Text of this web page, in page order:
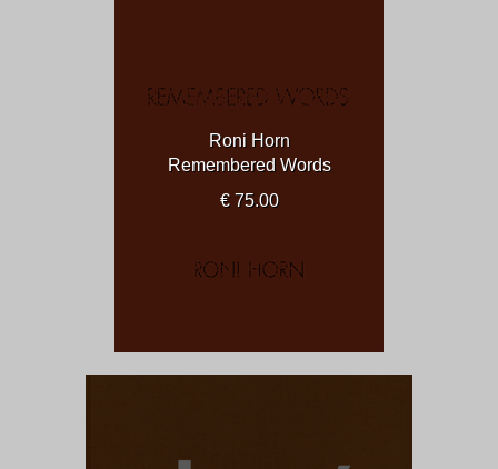
Roni Horn
Remembered Words
€ 75.00